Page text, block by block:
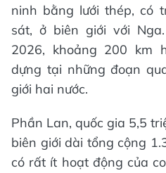
ninh bằng lưới thép, có
sát, ở biên giới với
2026, khoảng 200 km
dựng tại những đoạn
giới hai nước.
Phần Lan, quốc gia 5,5
biên giới dài tổng cộng
có rất ít hoạt động của